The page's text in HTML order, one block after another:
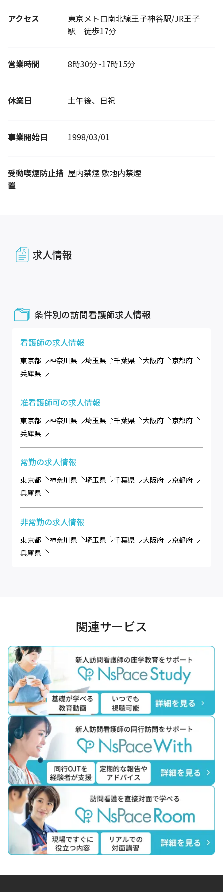
アクセス
東京メトロ南北線王子神谷駅/JR王子
駅 徒歩17分
営業時間 8時30分~17時15分
休業日 土午後、日祝
事業開始日 1998/03/01
受動喫煙防止措
置
屋内禁煙 敷地内禁煙
求人情報
条件別の訪問看護師求人情報
看護師の求人情報
東京都 神奈川県 埼玉県 千葉県 大阪府
京都府
兵庫県
准看護師可の求人情報
東京都 神奈川県 埼玉県 千葉県 大阪府
京都府
兵庫県
常勤の求人情報
東京都 神奈川県 埼玉県 千葉県 大阪府
京都府
兵庫県
非常勤の求人情報
東京都 神奈川県 埼玉県 千葉県 大阪府
京都府
兵庫県
関連サービス